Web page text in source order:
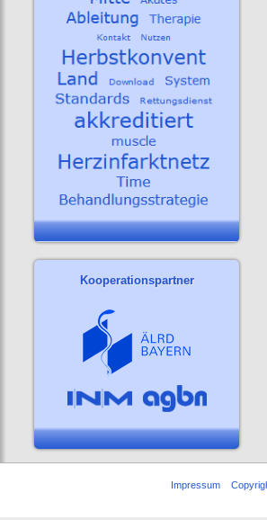
Kooperationspartner
Impressum